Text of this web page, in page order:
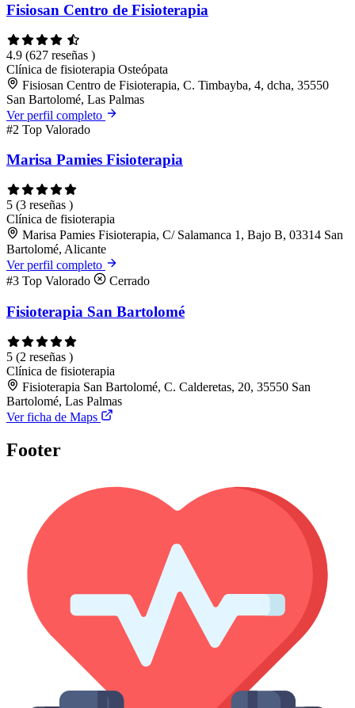
Fisiosan Centro de Fisioterapia
4.9 (627 reseñas )
Clínica de fisioterapia Osteópata
Fisiosan Centro de Fisioterapia, C. Timbayba, 4, dcha, 35550
San Bartolomé, Las Palmas
Ver perfil completo
#2 Top Valorado
Marisa Pamies Fisioterapia
5 (3 reseñas )
Clínica de fisioterapia
Marisa Pamies Fisioterapia, C/ Salamanca 1, Bajo B, 03314 San
Bartolomé, Alicante
Ver perfil completo
#3 Top Valorado Cerrado
Fisioterapia San Bartolomé
5 (2 reseñas )
Clínica de fisioterapia
Fisioterapia San Bartolomé, C. Calderetas, 20, 35550 San
Bartolomé, Las Palmas
Ver ficha de Maps
Footer